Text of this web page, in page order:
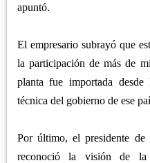
apuntó.
El empresario subrayó que
la participación de más de
planta fue importada
técnica del gobierno de ese
Por último, el presidente de
reconoció la visión de